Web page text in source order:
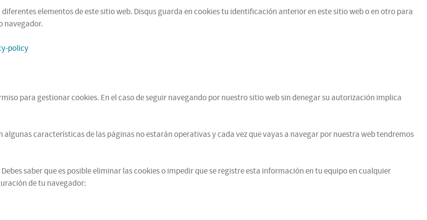
elementos de este sitio web. Disqus guarda en cookies tu identificación anterior en este sitio web o en otro para
navegador.
policy
para gestionar cookies. En el caso de seguir navegando por nuestro sitio web sin denegar su autorización implica
algunas características de las páginas no estarán operativas y cada vez que vayas a navegar por nuestra web tendremos
saber que es posible eliminar las cookies o impedir que se registre esta información en tu equipo en cualquier
de tu navegador: